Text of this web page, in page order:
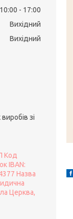
10:00
17:00
Вихідний
Вихідний
зі
Код
IBAN:
Назва
Церква,